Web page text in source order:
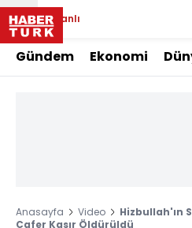
Canlı
Gündem Ekonomi
Anasayfa Video
Hizbullah'ın
Cafer Kasır Öldürüldü